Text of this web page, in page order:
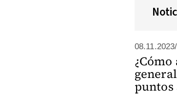
08.11.2023/
puntos